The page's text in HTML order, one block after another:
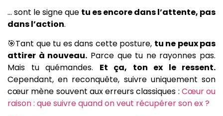
… sont le signe que tu es encore dans l’attente, pas
dans l’action.
🎯Tant que tu es dans cette posture, tu ne peux pas
attirer à nouveau. Parce que tu ne rayonnes pas.
Mais tu quémandes. Et ça, ton ex le ressent.
Cependant, en reconquête, suivre uniquement son
cœur mène souvent aux erreurs classiques : Cœur ou
raison : que suivre quand on veut récupérer son ex ?